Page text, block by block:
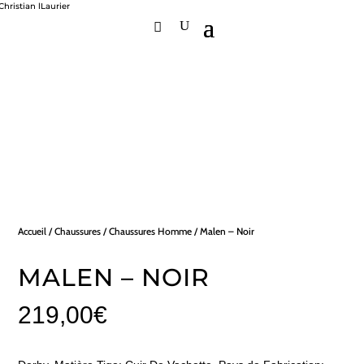
Accueil /Chaussures /Chaussures Homme / Malen – Noir
MALEN – NOIR
219,00€